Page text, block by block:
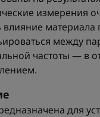
измерения
между
частоты — в
для